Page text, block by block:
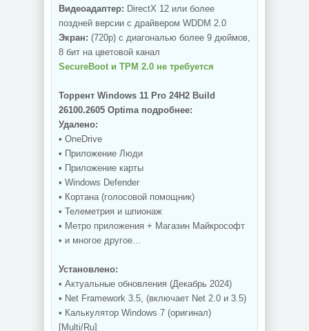
Видеоадаптер: DirectX 12 или более
поздней версии с драйвером WDDM 2.0
Экран: (720p) с диагональю более 9 дюймов,
8 бит на цветовой канал
SecureBoot и TPM 2.0 не требуется
Торрент Windows 11 Pro 24H2 Build
26100.2605 Optima подробнее:
Удалено:
• OneDrive
• Приложение Люди
• Приложение карты
• Windows Defender
• Кортана (голосовой помощник)
• Телеметрия и шпионаж
• Метро приложения + Магазин Майкрософт
• и многое другое...
Установлено:
• Актуальные обновления (Декабрь 2024)
• Net Framework 3.5, (включает Net 2.0 и 3.5)
• Калькулятор Windows 7 (оригинал)
[Multi/Ru]